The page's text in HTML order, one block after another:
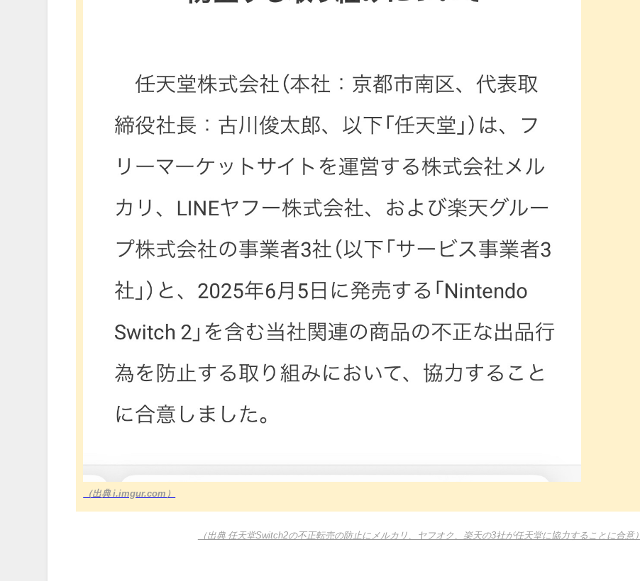
（出典 i.imgur.com）
（出典 任天堂Switch2の不正転売の防止にメルカリ、ヤフオク、楽天の3社が任天堂に協力することに合意）